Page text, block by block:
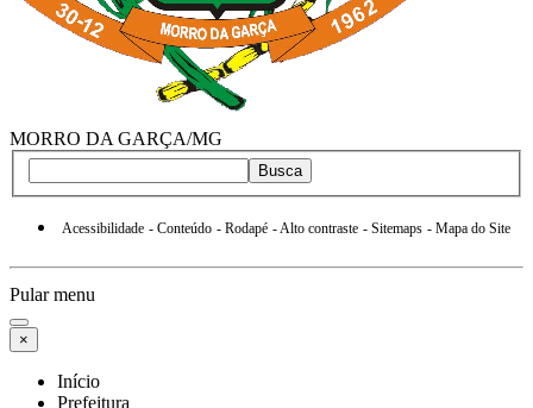
MORRO DA GARÇA/MG
Busca
Acessibilidade - Conteúdo - Rodapé - Alto contraste - Sitemaps - Mapa do Site
Pular menu
×
Início
Prefeitura